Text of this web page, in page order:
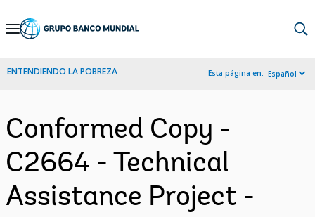
Skip
Navigation
ENTENDIENDO LA POBREZA Esta página en: Español
Conformed Copy -
C2664 - Technical
Assistance Project -